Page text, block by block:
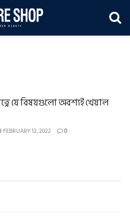
যে বিষয়গুলো অবশ্যই খেয়াল
FEBRUARY 12, 2022 0